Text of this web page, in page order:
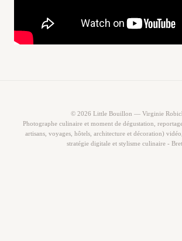
© 2026 Little Bouillon — Virginie
Photographe culinaire et moment de dégustation,
artisans, voyages, hôtels, architecture et décoration)
stratégie digitale et stylisme culinaire -